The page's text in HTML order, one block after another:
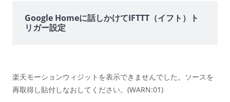
Google Homeに話しかけてIFTTT（イフト）ト
リガー設定
楽天モーションウィジットを表示できませんでした。ソースを
再取得し貼付しなおしてください。(WARN:01)